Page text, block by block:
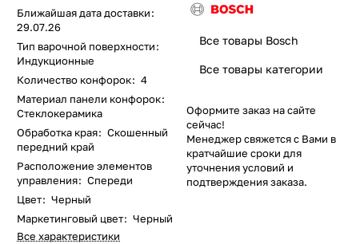
Ближайшая дата доставки:
29.07.26
Тип варочной поверхности:
Индукционные
Количество конфорок: 4
Материал панели конфорок:
Стеклокерамика
Обработка края: Скошенный
передний край
Расположение элементов
управления: Спереди
Цвет: Черный
Маркетинговый цвет: Черный
Все характеристики
Все товары Bosch
Все товары категории
Оформите заказ на сайте
сейчас!
Менеджер свяжется с Вами в
кратчайшие сроки для
уточнения условий и
подтверждения заказа.